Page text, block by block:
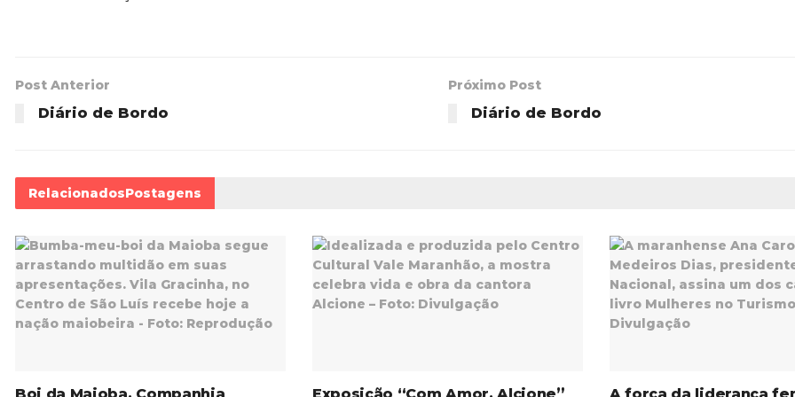
Post Anterior
Diário de Bordo
Próximo Post
Diário de Bordo
RelacionadosPostagens
Boi da Maioba, Companhia Exposição “Com Amor, Alcione” A força da liderança